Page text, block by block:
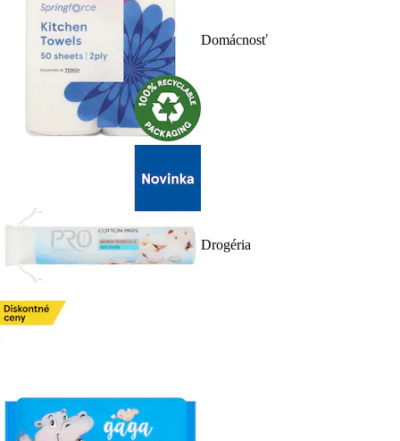
Domácnosť
Drogéria